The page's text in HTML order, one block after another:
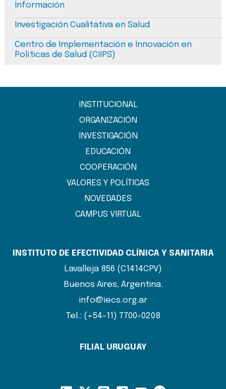
Información
Investigación Cualitativa en Salud
Centro de Implementación e Innovación en
Políticas de Salud (CIIPS)
INSTITUCIONAL
ORGANIZACIÓN
INVESTIGACIÓN
EDUCACIÓN
COOPERACIÓN
VALORES Y POLÍTICAS
NOVEDADES
CAMPUS VIRTUAL
INSTITUTO DE EFECTIVIDAD CLÍNICA Y SANITARIA
Lavalleja 856 (C1414CPV)
Buenos Aires, Argentina.
info@iecs.org.ar
Tel.: (+54-11) 7700-0208
FILIAL URUGUAY